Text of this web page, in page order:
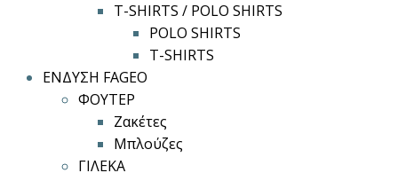
T-SHIRTS / POLO SHIRTS
POLO SHIRTS
T-SHIRTS
ΕΝΔΥΣΗ FAGEO
ΦΟΥΤΕΡ
Ζακέτες
Μπλούζες
ΓΙΛΕΚΑ